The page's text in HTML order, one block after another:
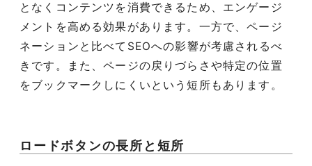
となくコンテンツを消費できるため、エンゲージ
メントを高める効果があります。一方で、ページ
ネーションと比べてSEOへの影響が考慮されるべ
きです。また、ページの戻りづらさや特定の位置
をブックマークしにくいという短所もあります。
ロードボタンの長所と短所